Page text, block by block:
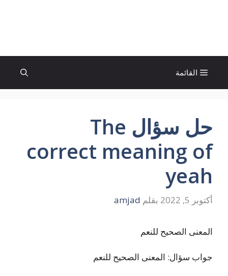
القائمة
حل سؤال The
correct meaning of
yeah
أكتوبر 5, 2022 بقلم amjad
المعنى الصحيح للنعم
جواب سؤال: المعنى الصحيح للنعم